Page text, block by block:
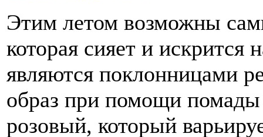
Этим летом возможны
которая сияет и
являются поклонницами
образ при помощи помады
розовый, который